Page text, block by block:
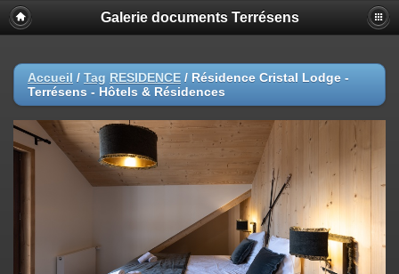
Galerie documents Terrésens
Accueil / Tag RESIDENCE / Résidence Cristal Lodge -
Terrésens - Hôtels & Résidences